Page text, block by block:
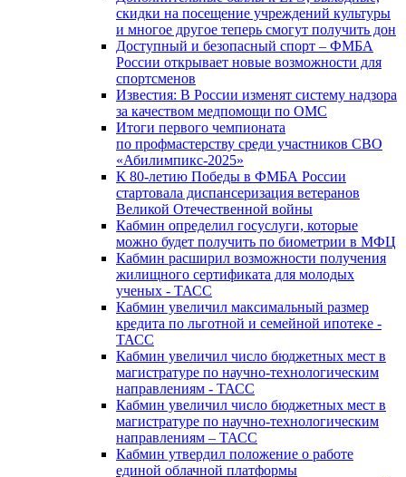
скидки на посещение учреждений культуры
и многое другое теперь смогут получить дон
Доступный и безопасный спорт – ФМБА
России открывает новые возможности для
спортсменов
Известия: В России изменят систему надзора
за качеством медпомощи по ОМС
Итоги первого чемпионата
по профмастерству среди участников СВО
«Абилимпикс-2025»
К 80-летию Победы в ФМБА России
стартовала диспансеризация ветеранов
Великой Отечественной войны
Кабмин определил госуслуги, которые
можно будет получить по биометрии в МФЦ
Кабмин расширил возможности получения
жилищного сертификата для молодых
ученых - ТАСС
Кабмин увеличил максимальный размер
кредита по льготной и семейной ипотеке -
ТАСС
Кабмин увеличил число бюджетных мест в
магистратуре по научно-технологическим
направлениям - ТАСС
Кабмин увеличил число бюджетных мест в
магистратуре по научно-технологическим
направлениям – ТАСС
Кабмин утвердил положение о работе
единой облачной платформы